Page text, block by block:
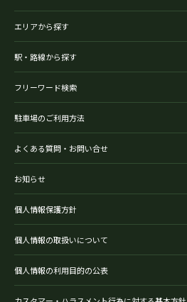
エリアから探す
駅・路線から探す
フリーワード検索
駐車場のご利用方法
よくある質問・お問い合せ
お知らせ
個人情報保護方針
個人情報の取扱いについて
個人情報の利用目的の公表